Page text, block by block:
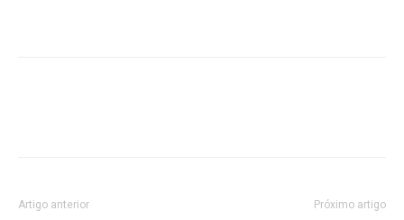
Artigo anterior Próximo artigo